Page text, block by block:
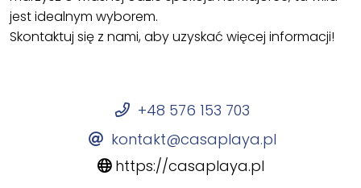
jest idealnym wyborem.
Skontaktuj się z nami, aby uzyskać więcej informacji!
+48 576 153 703
kontakt@casaplaya.pl
https://casaplaya.pl